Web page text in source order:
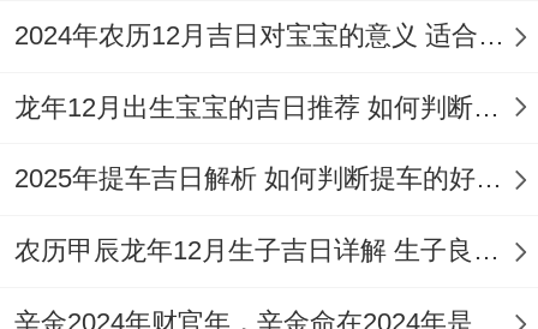
看要留意当日的“冲煞”；假如当天的地支与
当事人的生肖相冲，最佳避开；就像冲猴煞
动作！像7月31日这样的“月忌日” -也被认为
进行开工开业等举足轻重活动！
2024年农历12月吉日对宝宝的意义 适合龙年宝宝出生的日子有哪些
龙年12月出生宝宝的吉日推荐 如何判断吉日是否适合宝宝
2025年提车吉日解析 如何判断提车的好日子
农历甲辰龙年12月生子吉日详解 生子良辰的影响因素